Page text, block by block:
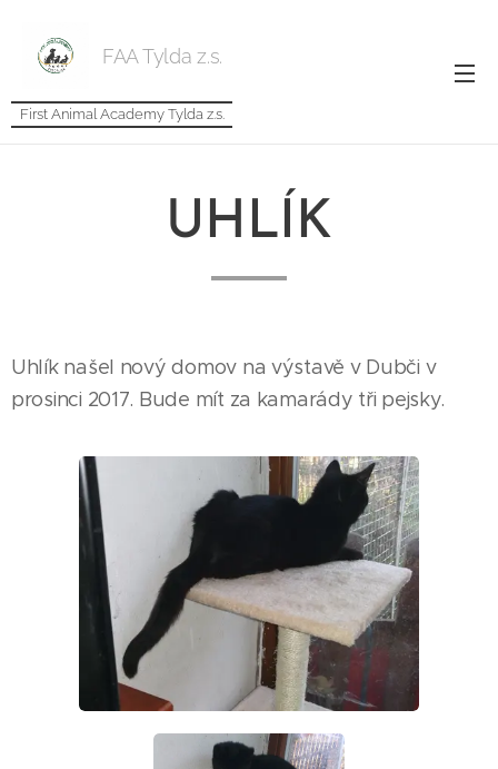
FAA Tylda z.s.
First Animal Academy Tylda z.s.
UHLÍK
Uhlík našel nový domov na výstavě v Dubči v
prosinci 2017. Bude mít za kamarády tři pejsky.